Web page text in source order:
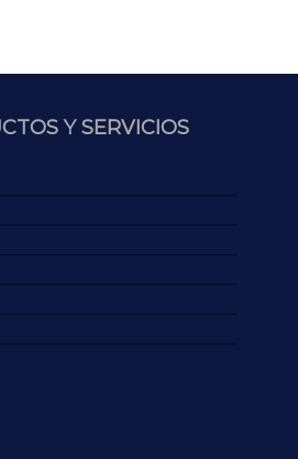
Y SERVICIOS